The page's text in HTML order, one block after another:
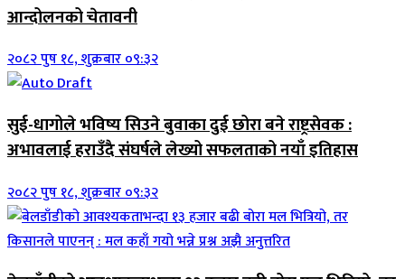
आन्दोलनको चेतावनी
२०८२ पुष १८, शुक्रबार ०९:३२
सुई-धागोले भविष्य सिउने बुवाका दुई छोरा बने राष्ट्रसेवक :
अभावलाई हराउँदै संघर्षले लेख्यो सफलताको नयाँ इतिहास
२०८२ पुष १८, शुक्रबार ०९:३२